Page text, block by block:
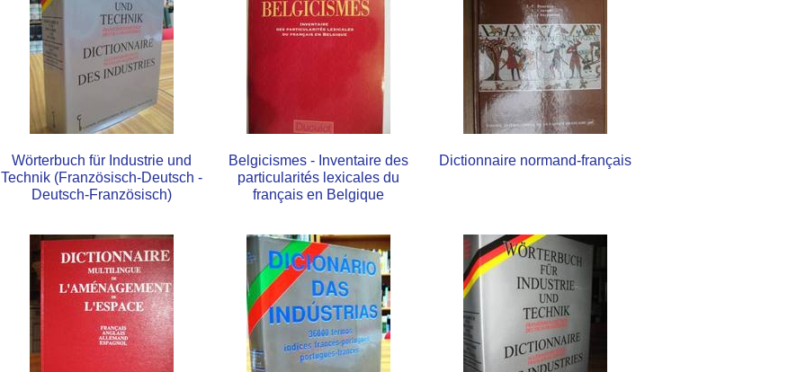
Wörterbuch für Industrie und
Technik (Französisch-Deutsch -
Deutsch-Französisch)
Belgicismes - Inventaire des
particularités lexicales du
français en Belgique
Dictionnaire normand-français